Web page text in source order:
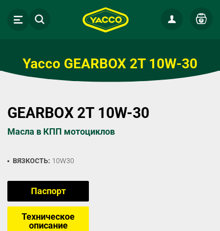
0
Yacco GEARBOX 2T 10W-30
GEARBOX 2T 10W-30
Масла в КПП мотоциклов
ВЯЗКОСТЬ: 10W30
Паспорт
Техническое
описание